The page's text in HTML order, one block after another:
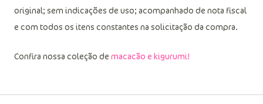
original; sem indicações de uso; acompanhado de nota fiscal
e com todos os itens constantes na solicitação da compra.
Confira nossa coleção de macacão e kigurumi!